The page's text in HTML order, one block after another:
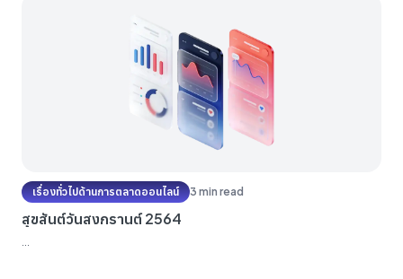
เรื่องทั่วไปด้านการตลาดออนไลน์ 3 min read
สุขสันต์วันสงกรานต์ 2564
...